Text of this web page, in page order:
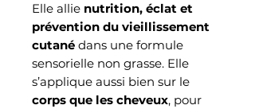
Elle allie nutrition, éclat et
prévention du vieillissement
cutané dans une formule
sensorielle non grasse. Elle
s’applique aussi bien sur le
corps que les cheveux, pour